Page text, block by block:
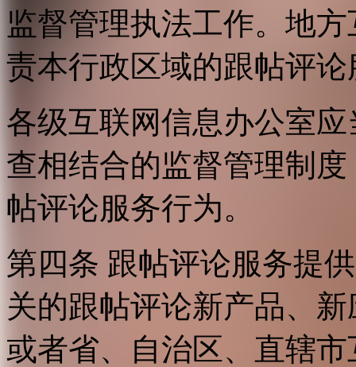
监督管理执法工作。地
责本行政区域的跟帖评
各级互联网信息办公室
查相结合的监督管理制
帖评论服务行为。
第四条 跟帖评论服务提
关的跟帖评论新产品、
或者省、自治区、直辖